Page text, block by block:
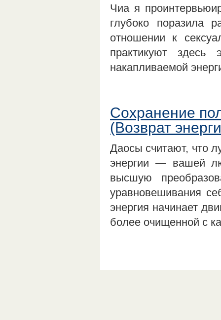
Чиа я
глубоко поразила
отношении к
практикуют
накапливаемой
Сохранение
(Возврат
Даосы считают, что
энергии — вашей
высшую
уравновешивания
энергия начинает
более очищенной с